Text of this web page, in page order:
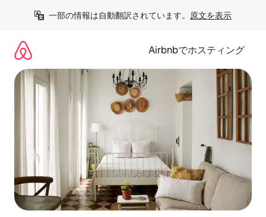
一部の情報は自動翻訳されています。 原文を表示
Airbnbでホスティング